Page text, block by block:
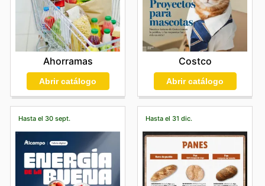
Ahorramas
Abrir catálogo
Costco
Abrir catálogo
Hasta el 30 sept. Hasta el 31 dic.